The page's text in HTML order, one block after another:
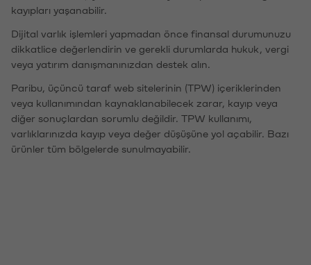
kayıpları yaşanabilir.
Dijital varlık işlemleri yapmadan önce finansal durumunuzu
dikkatlice değerlendirin ve gerekli durumlarda hukuk, vergi
veya yatırım danışmanınızdan destek alın.
Paribu, üçüncü taraf web sitelerinin (TPW) içeriklerinden
veya kullanımından kaynaklanabilecek zarar, kayıp veya
diğer sonuçlardan sorumlu değildir. TPW kullanımı,
varlıklarınızda kayıp veya değer düşüşüne yol açabilir. Bazı
ürünler tüm bölgelerde sunulmayabilir.